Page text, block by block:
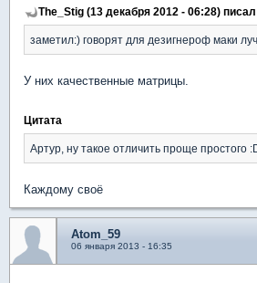
The_Stig (13 декабря 2012 - 06:28)
заметил:) говорят для дезигнероф маки
У них качественные матрицы.
Цитата
Артур, ну такое отличить проще простого
Каждому своё
Atom_59
06 января 2013 - 16:35